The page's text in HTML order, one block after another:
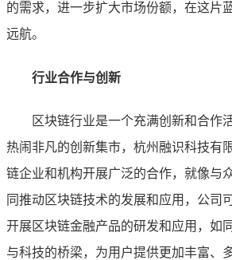
的需求，进一步扩大市场份额，在这片
远航。
行业合作与创新
区块链行业是一个充满创新和合作
热闹非凡的创新集市，杭州融识科技有
链企业和机构开展广泛的合作，就像与
同推动区块链技术的发展和应用，公司
开展区块链金融产品的研发和应用，如
与科技的桥梁，为用户提供更加丰富、